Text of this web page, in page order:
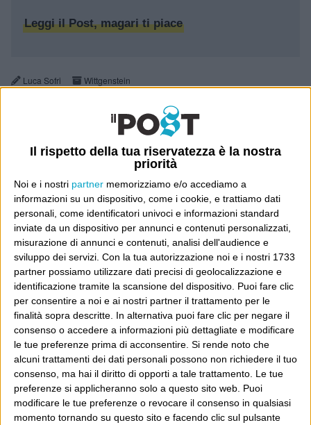
Il rispetto della tua riservatezza è la nostra
priorità
Noi e i nostri partner memorizziamo e/o accediamo a
informazioni su un dispositivo, come i cookie, e trattiamo dati
personali, come identificatori univoci e informazioni standard
inviate da un dispositivo per annunci e contenuti personalizzati,
misurazione di annunci e contenuti, analisi dell'audience e
sviluppo dei servizi. Con la tua autorizzazione noi e i nostri 1733
partner possiamo utilizzare dati precisi di geolocalizzazione e
identificazione tramite la scansione del dispositivo. Puoi fare clic
per consentire a noi e ai nostri partner il trattamento per le
finalità sopra descritte. In alternativa puoi fare clic per negare il
consenso o accedere a informazioni più dettagliate e modificare
le tue preferenze prima di acconsentire. Si rende noto che
alcuni trattamenti dei dati personali possono non richiedere il tuo
consenso, ma hai il diritto di opporti a tale trattamento. Le tue
preferenze si applicheranno solo a questo sito web. Puoi
modificare le tue preferenze o revocare il consenso in qualsiasi
momento tornando su questo sito e facendo clic sul pulsante
Leggi il Post, magari ti piace
Luca Sofri Wittgenstein
2 COMMENTI SU “WHO’S FOOLIN’
WHO”
Pingback:Freaks | Wittgenstein
Pingback:Non è ver che c'è la crisi (le banche ci stanno
facendo uno scherzo) | icynoise
Commenti chiusi
The cost of lövin Anita